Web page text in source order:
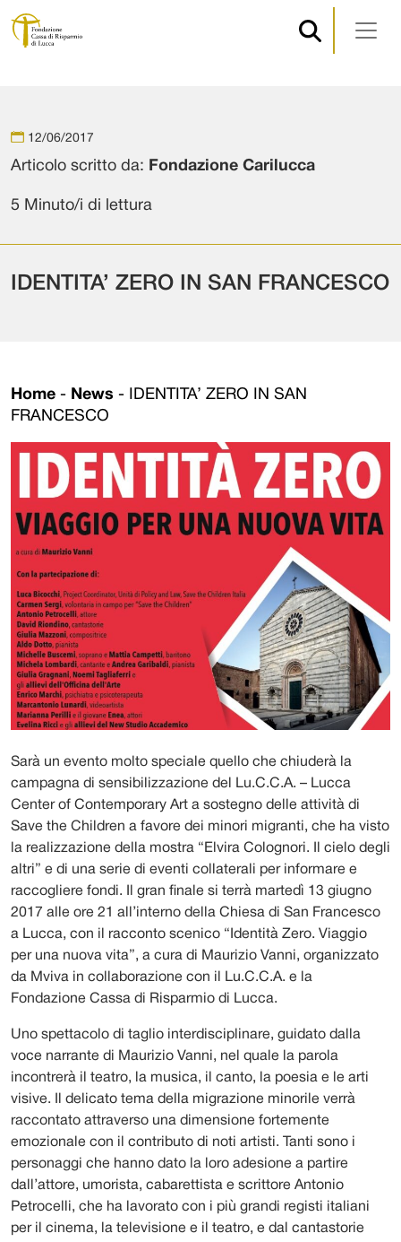
Navigazione principale
12/06/2017
Articolo scritto da: Fondazione Carilucca
5 Minuto/i di lettura
IDENTITA’ ZERO IN SAN FRANCESCO
Home - News -
IDENTITA’ ZERO IN SAN
FRANCESCO
Sarà un evento molto speciale quello che chiuderà la
campagna di sensibilizzazione del Lu.C.C.A. – Lucca
Center of Contemporary Art a sostegno delle attività di
Save the Children a favore dei minori migranti, che ha visto
la realizzazione della mostra “Elvira Colognori. Il cielo degli
altri” e di una serie di eventi collaterali per informare e
raccogliere fondi. Il gran finale si terrà martedì 13 giugno
2017 alle ore 21 all’interno della Chiesa di San Francesco
a Lucca, con il racconto scenico “Identità Zero. Viaggio
per una nuova vita”, a cura di Maurizio Vanni, organizzato
da Mviva in collaborazione con il Lu.C.C.A. e la
Fondazione Cassa di Risparmio di Lucca.
Uno spettacolo di taglio interdisciplinare, guidato dalla
voce narrante di Maurizio Vanni, nel quale la parola
incontrerà il teatro, la musica, il canto, la poesia e le arti
visive. Il delicato tema della migrazione minorile verrà
raccontato attraverso una dimensione fortemente
emozionale con il contributo di noti artisti. Tanti sono i
personaggi che hanno dato la loro adesione a partire
dall’attore, umorista, cabarettista e scrittore Antonio
Petrocelli, che ha lavorato con i più grandi registi italiani
per il cinema, la televisione e il teatro, e dal cantastorie